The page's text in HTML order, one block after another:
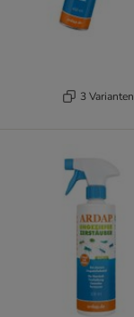
3 Varianten